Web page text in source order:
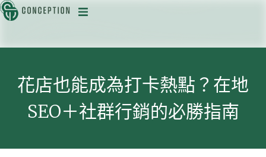
花店也能成為打卡熱點？在地
SEO＋社群行銷的必勝指南